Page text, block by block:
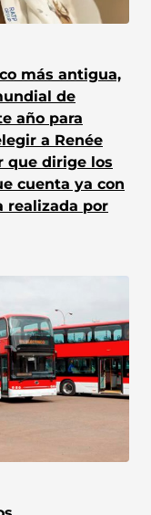
más antigua,
de
año para
a Renée
que dirige los
cuenta ya con
realizada por